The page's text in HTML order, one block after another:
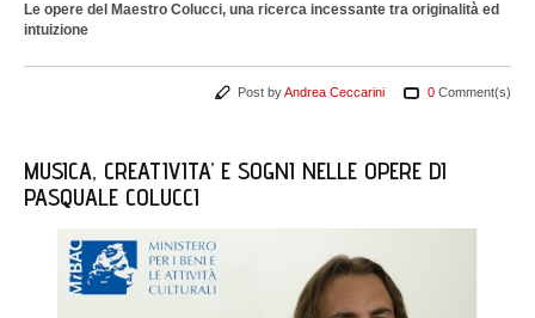
Le opere del Maestro Colucci, una ricerca incessante tra originalità ed
intuizione
Post byAndrea Ceccarini 0 Comment(s)
MUSICA, CREATIVITA’ E SOGNI NELLE OPERE DI
PASQUALE COLUCCI